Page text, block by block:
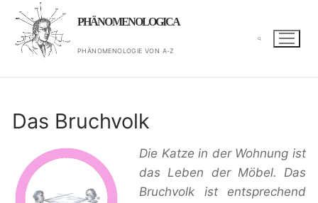
Zum
Inhalt
springen
PHÄNOMENOLOGICA
PHÄNOMENOLOGIE VON A-Z
Das Bruchvolk
Die Katze in der Wohnung ist
das Leben der Möbel. Das
Bruchvolk ist entsprechend